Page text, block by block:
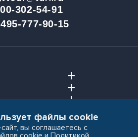
302-54-91
777-90-15
файлы cookie
вы соглашаетесь с